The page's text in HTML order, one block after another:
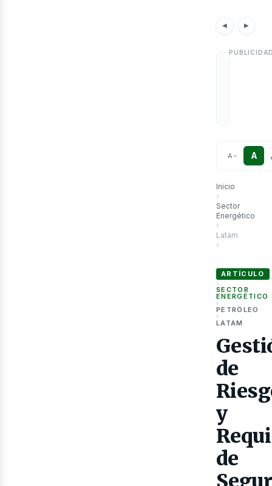
◀ Noticias
▶
A − A
Inicio
›
Sector
Energético
›
Latam
›
ARTÍCULO
›
SECTOR
ENERGÉTICO
›
PETRÓLEO
›
LATAM
de
y
de